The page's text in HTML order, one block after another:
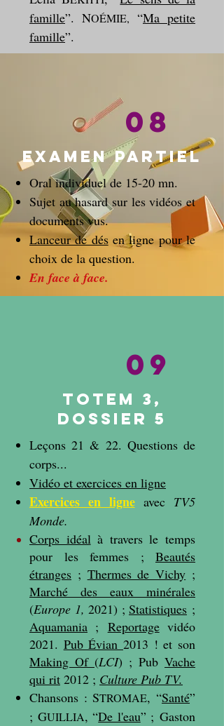
famille”. NOÉMIE, “Ma petite
famille”.
08
Examen partiel
Oral individuel de 15-20 mn.
Sujet au hasard sur les vidéos et
documents vus.
Lanceur de désen ligne pour le
choix de la question.
En face à face.
09
Totem 3,
dossier 5
Leçons 21 & 22. Questions de
corps...
Vidéo et exercices en ligne
Exercices en ligneavec TV5
Monde.
Corps idéalà travers le temps
pour les femmes ; Beautés
étranges ; Thermes de Vichy ;
Marché des eaux minérales
(Europe 1, 2021) ; Statistiques ;
Aquamania ; Reportagevidéo
2021. Pub Évian2013 ! et son
Making Of (LCI) ; Pub Vache
qui rit 2012 ; Culture Pub TV.
Chansons :STROMAE, “Santé”
; GUILLIA, “De l'eau” ;Gaston